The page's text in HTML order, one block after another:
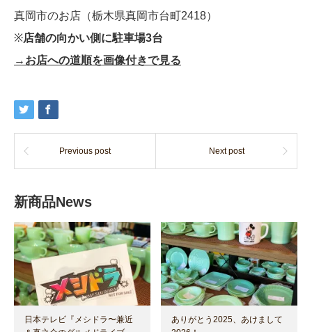
真岡市のお店（栃木県真岡市台町2418）
※店舗の向かい側に駐車場3台
→お店への道順を画像付きで見る
Previous post Next post
新商品News
日本テレビ『メシドラ〜兼近
ありがとう2025、あけまして